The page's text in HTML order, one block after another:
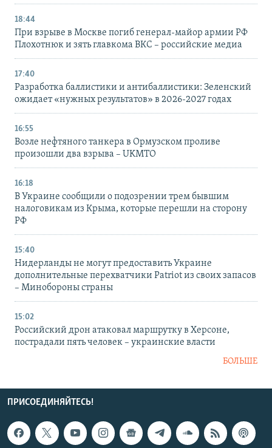
18:44
При взрыве в Москве погиб генерал-майор армии РФ
Плохотнюк и зять главкома ВКС – российские медиа
17:40
Разработка баллистики и антибаллистики: Зеленский
ожидает «нужных результатов» в 2026-2027 годах
16:55
Возле нефтяного танкера в Ормузском проливе
произошли два взрыва – UKMTO
16:18
В Украине сообщили о подозрении трем бывшим
налоговикам из Крыма, которые перешли на сторону
РФ
15:40
Нидерланды не могут предоставить Украине
дополнительные перехватчики Patriot из своих запасов
– Минобороны страны
15:02
Российский дрон атаковал маршрутку в Херсоне,
пострадали пять человек – украинские власти
БОЛЬШЕ
ПРИСОЕДИНЯЙТЕСЬ!